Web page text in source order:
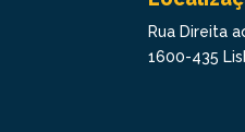
Rua Direita
1600-435